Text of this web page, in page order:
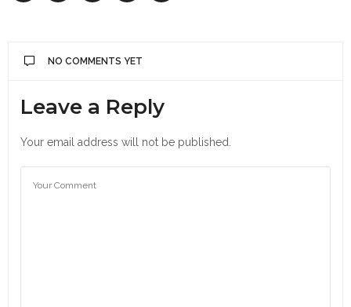
NO COMMENTS YET
Leave a Reply
Your email address will not be published.